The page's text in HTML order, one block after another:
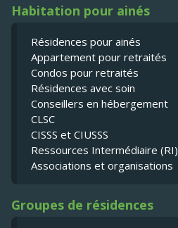
Habitation pour ainés
Résidences pour ainés
Appartement pour retraités
Condos pour retraités
Résidences avec soin
Conseillers en hébergement
CLSC
CISSS et CIUSSS
Ressources Intermédiaire (RI)
Associations et organisations
Groupes de résidences